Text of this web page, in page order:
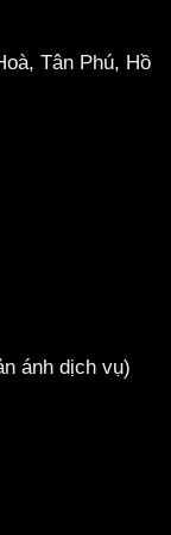
Tân Phú, Hồ
ánh dịch vụ)